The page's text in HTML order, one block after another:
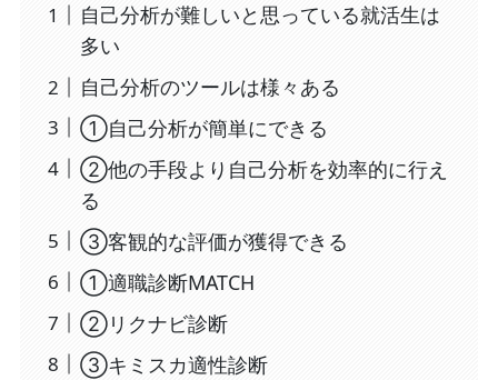
自己分析が難しいと思っている就活生は
多い
自己分析のツールは様々ある
①自己分析が簡単にできる
②他の手段より自己分析を効率的に行え
る
③客観的な評価が獲得できる
①適職診断MATCH
②リクナビ診断
③キミスカ適性診断